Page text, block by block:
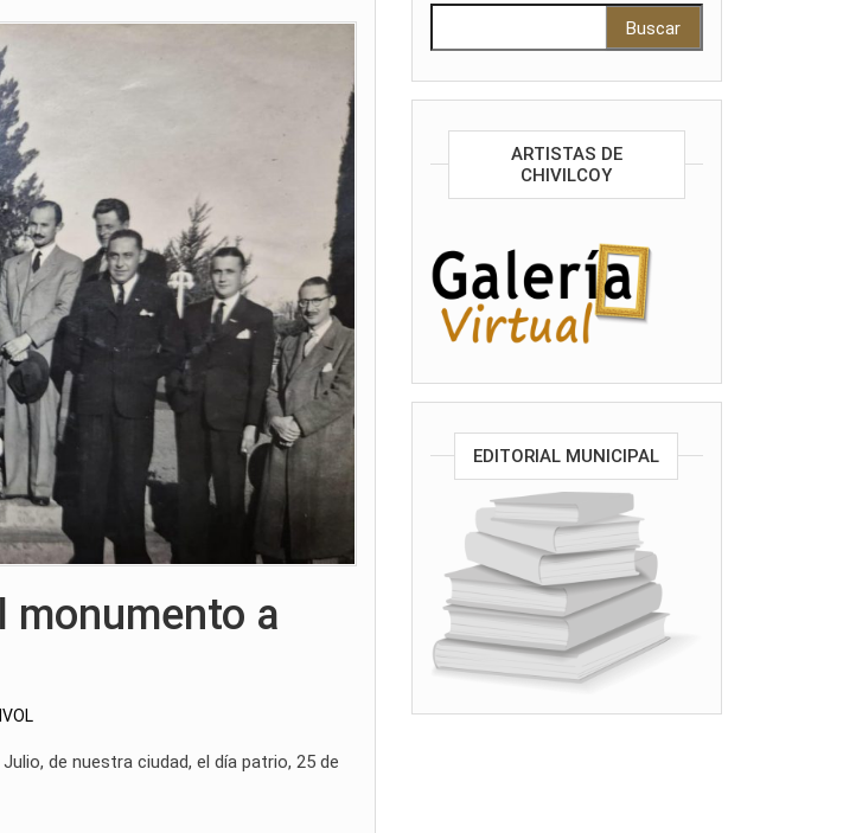
monumento a
de nuestra ciudad, el día patrio, 25 de
ARTISTAS DE
CHIVILCOY
EDITORIAL MUNICIPAL